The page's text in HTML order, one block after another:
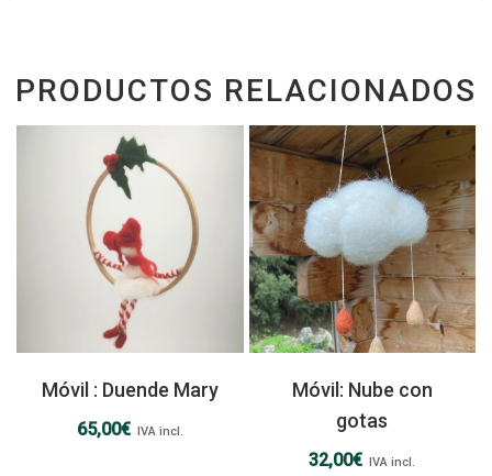
PRODUCTOS RELACIONADOS
Móvil : Duende Mary
65,00€ IVA incl.
Móvil: Nube con
gotas
32,00€ IVA incl.